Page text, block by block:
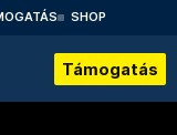
SHOP
Támogatás